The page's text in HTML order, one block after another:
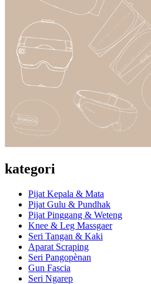
kategori
Pijat Kepala & Mata
Pijat Gulu & Pundhak
Pijat Pinggang & Weteng
Knee & Leg Massgaer
Seri Tangan & Kaki
Aparat Scraping
Seri Pangopènan
Gun Fascia
Seri Ngarep